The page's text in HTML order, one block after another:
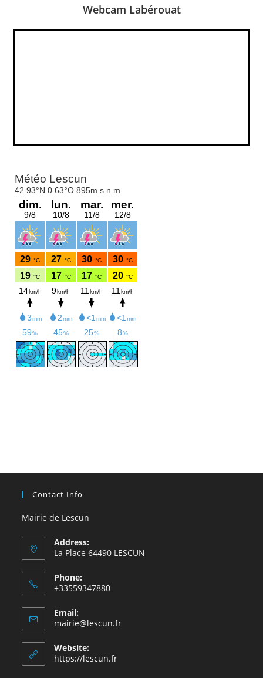
Webcam Labérouat
Contact Info
Mairie de Lescun
Address:
La Place 64490 LESCUN
Phone:
+33559347880
Email:
mairie@lescun.frS’ouvre
Website:
https://lescun.fr